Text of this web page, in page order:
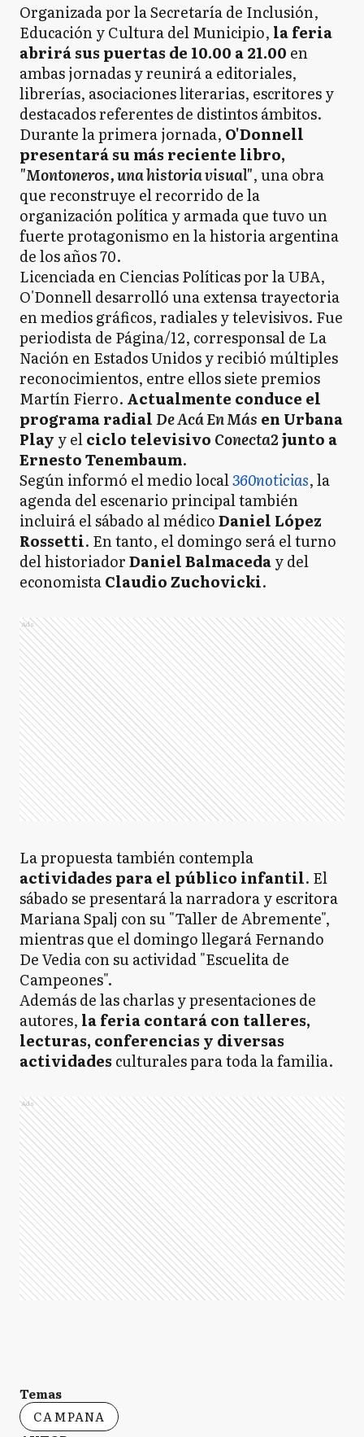
Organizada por la Secretaría de Inclusión,
Educación y Cultura del Municipio, la feria
abrirá sus puertas de 10.00 a 21.00 en
ambas jornadas y reunirá a editoriales,
librerías, asociaciones literarias, escritores y
destacados referentes de distintos ámbitos.
Durante la primera jornada, O'Donnell
presentará su más reciente libro,
"Montoneros, una historia visual", una obra
que reconstruye el recorrido de la
organización política y armada que tuvo un
fuerte protagonismo en la historia argentina
de los años 70.
Licenciada en Ciencias Políticas por la UBA,
O'Donnell desarrolló una extensa trayectoria
en medios gráficos, radiales y televisivos. Fue
periodista de Página/12, corresponsal de La
Nación en Estados Unidos y recibió múltiples
reconocimientos, entre ellos siete premios
Martín Fierro. Actualmente conduce el
programa radialDe Acá En Más en Urbana
Play y elciclo televisivo Conecta2junto a
Ernesto Tenembaum.
Según informó el medio local360noticias, la
agenda del escenario principal también
incluirá el sábado al médicoDaniel López
Rossetti. En tanto, el domingo será el turno
del historiadorDaniel Balmaceday del
economistaClaudio Zuchovicki.
Ads
La propuesta también contempla
actividades para el público infantil. El
sábado se presentará la narradora y escritora
Mariana Spalj con su "Taller de Abremente",
mientras que el domingo llegará Fernando
De Vedia con su actividad "Escuelita de
Campeones".
Además de las charlas y presentaciones de
autores, la feria contará con talleres,
lecturas, conferencias y diversas
actividades culturales para toda la familia.
Ads
Temas
CAMPANA